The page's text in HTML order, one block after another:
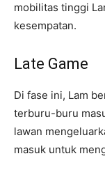
mobilitas tinggi
kesempatan.
Late Game
Di fase ini, Lam
terburu-buru
lawan
masuk untuk